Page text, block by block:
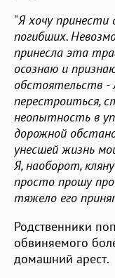
"Я хочу принести
погибших.
принесла эта
осознаю и
обстоятельств -
перестроиться,
неопытность в
дорожной
унесшей жизнь
Я, наоборот,
просто прошу
тяжело его
Родственники
обвиняемого
домашний арест.